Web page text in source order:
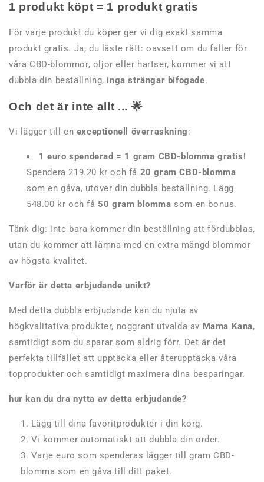
1 produkt köpt = 1 produkt gratis
För varje produkt du köper ger vi dig exakt samma
produkt gratis. Ja, du läste rätt: oavsett om du faller för
våra CBD-blommor, oljor eller hartser, kommer vi att
dubbla din beställning, inga strängar bifogade.
Och det är inte allt ... 🌟
Vi lägger till en exceptionell överraskning:
1 euro spenderad = 1 gram CBD-blomma gratis!
Spendera 219.20 kr och få 20 gram CBD-blomma
som en gåva, utöver din dubbla beställning. Lägg
548.00 kr och få 50 gram blomma som en bonus.
Tänk dig: inte bara kommer din beställning att fördubblas,
utan du kommer att lämna med en extra mängd blommor
av högsta kvalitet.
Varför är detta erbjudande unikt?
Med detta dubbla erbjudande kan du njuta av
högkvalitativa produkter, noggrant utvalda av Mama Kana,
samtidigt som du sparar som aldrig förr. Det är det
perfekta tillfället att upptäcka eller återupptäcka våra
topprodukter och samtidigt maximera dina besparingar.
hur kan du dra nytta av detta erbjudande?
Lägg till dina favoritprodukter i din korg.
Vi kommer automatiskt att dubbla din order.
Varje euro som spenderas lägger till gram CBD-
blomma som en gåva till ditt paket.